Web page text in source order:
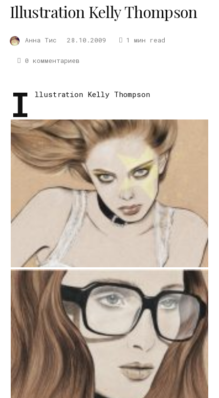
Illustration Kelly Thompson
Анна Тис 28.10.2009 1 мин read
0 комментариев
I llustration Kelly Thompson